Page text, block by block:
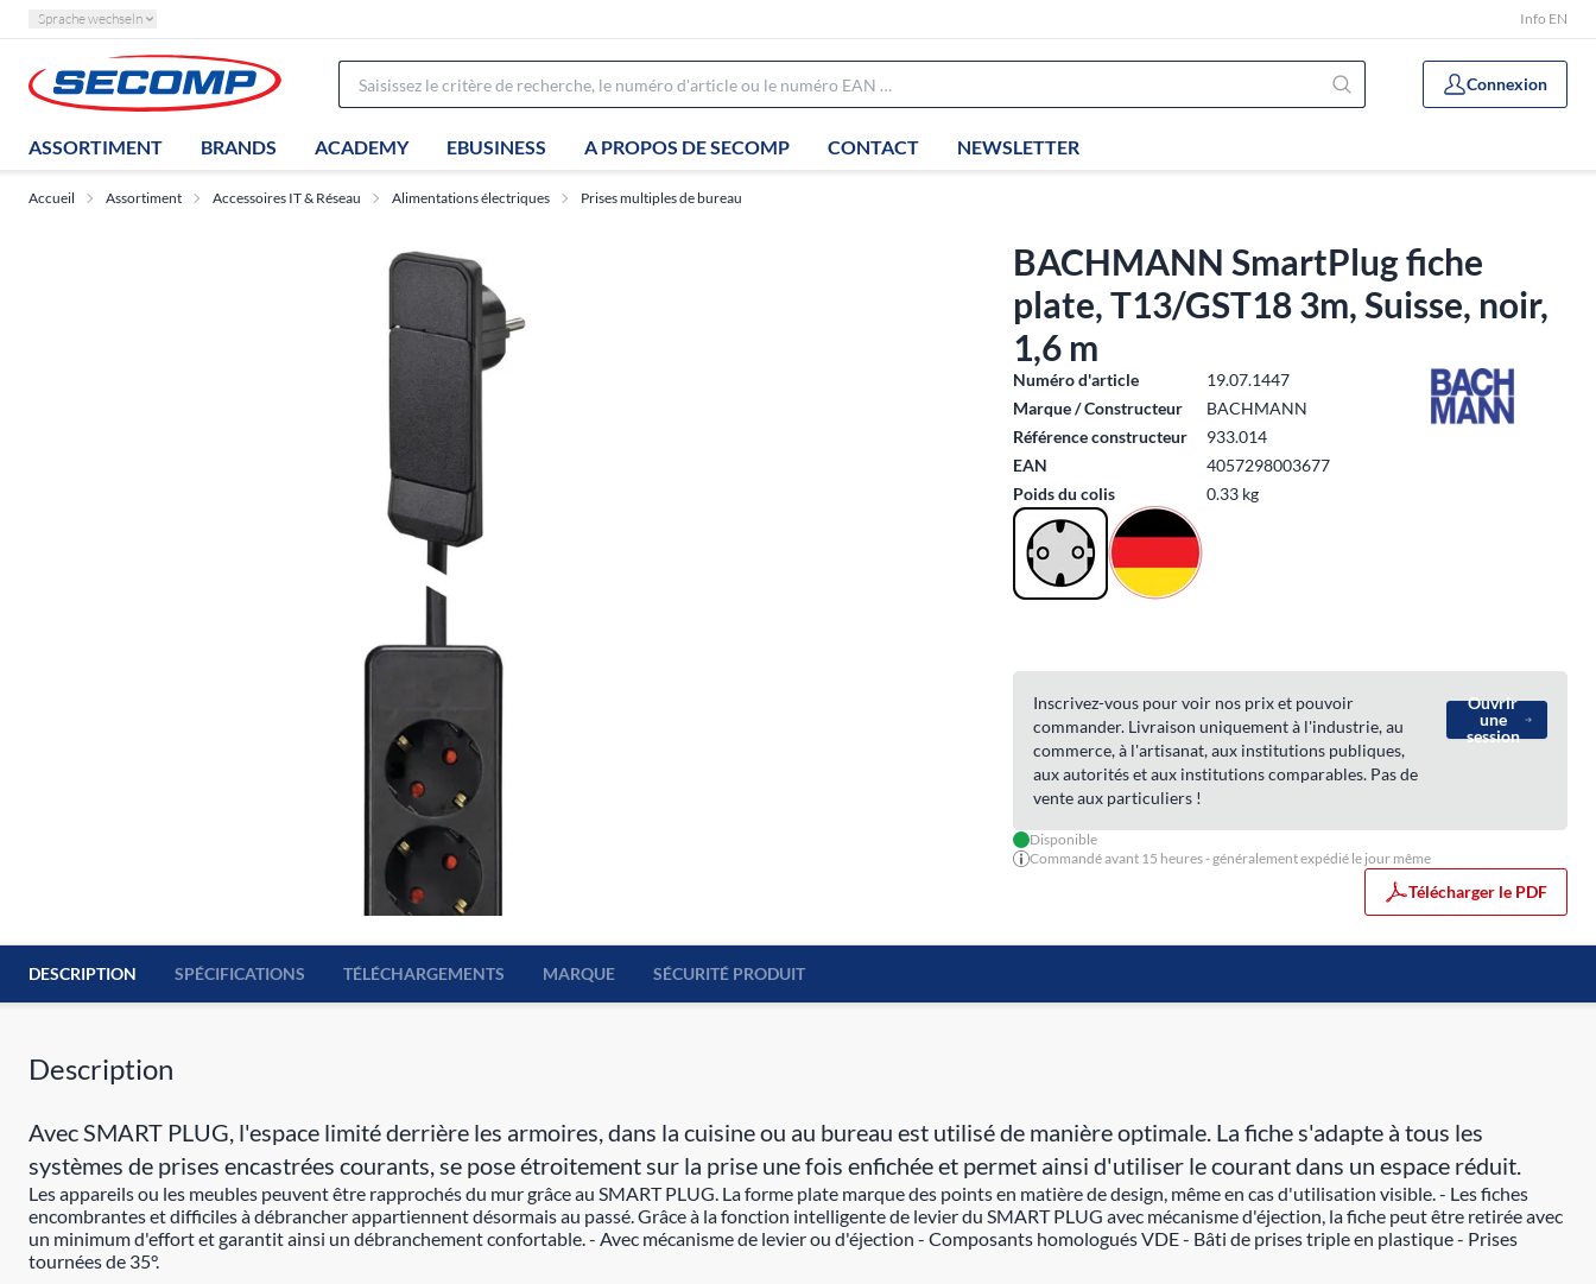
Sprache wechseln Info EN
Connexion
ASSORTIMENT BRANDS ACADEMY EBUSINESS A PROPOS DE SECOMP CONTACT NEWSLETTER
Accueil Assortiment Accessoires IT & Réseau Alimentations électriques Prises multiples de bureau
BACHMANN SmartPlug fiche
plate, T13/GST18 3m, Suisse, noir,
1,6 m
Numéro d'article
19.07.1447
Marque / Constructeur
BACHMANN
Référence constructeur
933.014
EAN
4057298003677
Poids du colis
0.33 kg
Inscrivez-vous pour voir nos prix et pouvoir
commander. Livraison uniquement à l'industrie, au
commerce, à l'artisanat, aux institutions publiques,
aux autorités et aux institutions comparables. Pas de
vente aux particuliers !
Ouvrir
une
session
Disponible
Commandé avant 15 heures - généralement expédié le jour même
Télécharger le PDF
DESCRIPTION SPÉCIFICATIONS TÉLÉCHARGEMENTS MARQUE SÉCURITÉ PRODUIT
Description
Avec SMART PLUG, l'espace limité derrière les armoires, dans la cuisine ou au bureau est utilisé de manière optimale. La fiche s'adapte à tous les
systèmes de prises encastrées courants, se pose étroitement sur la prise une fois enfichée et permet ainsi d'utiliser le courant dans un espace réduit.
Les appareils ou les meubles peuvent être rapprochés du mur grâce au SMART PLUG. La forme plate marque des points en matière de design, même en cas d'utilisation visible. - Les fiches
encombrantes et difficiles à débrancher appartiennent désormais au passé. Grâce à la fonction intelligente de levier du SMART PLUG avec mécanisme d'éjection, la fiche peut être retirée avec
un minimum d'effort et garantit ainsi un débranchement confortable. - Avec mécanisme de levier ou d'éjection - Composants homologués VDE - Bâti de prises triple en plastique - Prises
tournées de 35°.